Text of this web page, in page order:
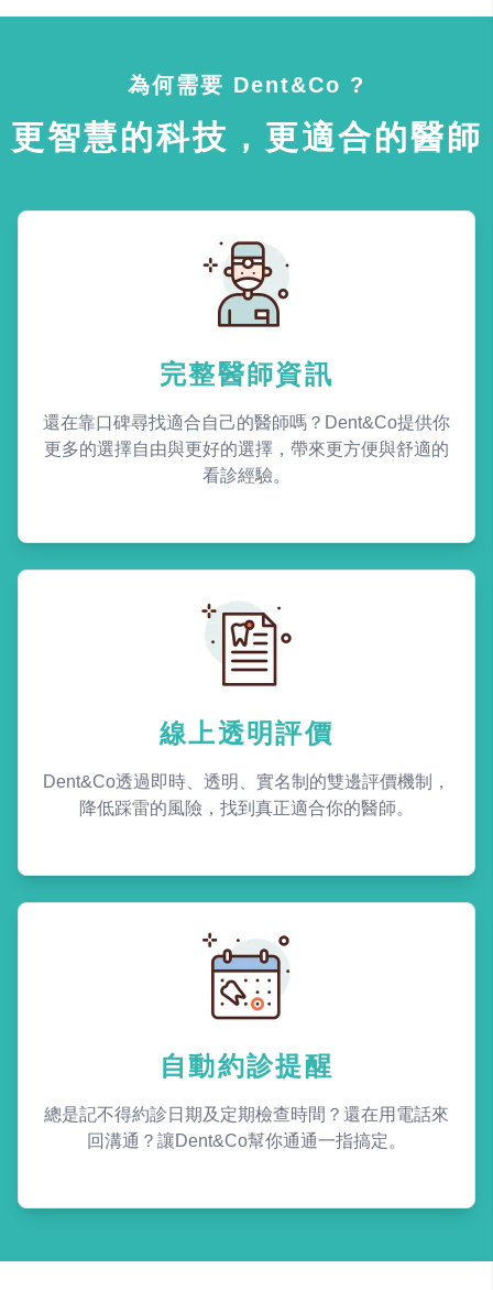
為何需要 Dent&Co ?
更智慧的科技，更適合的醫師
完整醫師資訊
還在靠口碑尋找適合自己的醫師嗎？Dent&Co提供你
更多的選擇自由與更好的選擇，帶來更方便與舒適的
看診經驗。
線上透明評價
Dent&Co透過即時、透明、實名制的雙邊評價機制，
降低踩雷的風險，找到真正適合你的醫師。
自動約診提醒
總是記不得約診日期及定期檢查時間？還在用電話來
回溝通？讓Dent&Co幫你通通一指搞定。